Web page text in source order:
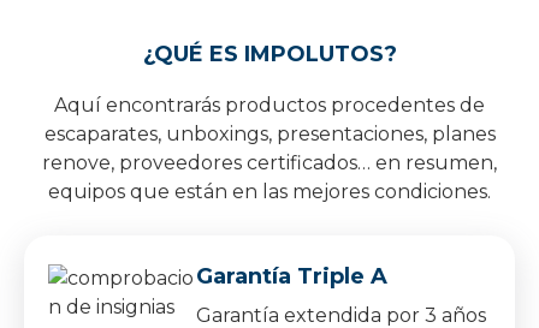
¿QUÉ ES IMPOLUTOS?
Aquí encontrarás productos procedentes de
escaparates, unboxings, presentaciones, planes
renove, proveedores certificados… en resumen,
equipos que están en las mejores condiciones.
Garantía Triple A
Garantía extendida por 3 años